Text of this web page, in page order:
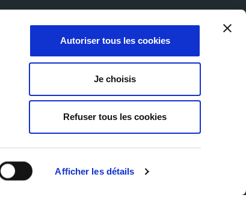
Afficher les détails
Autoriser tous les cookies
Je choisis
Refuser tous les cookies